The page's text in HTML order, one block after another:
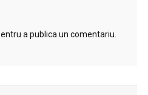
a publica un comentariu.